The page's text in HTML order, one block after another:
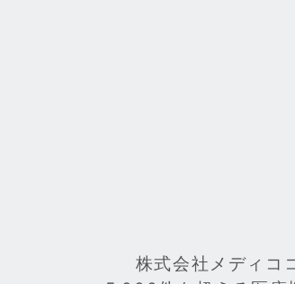
株式会社メディコ